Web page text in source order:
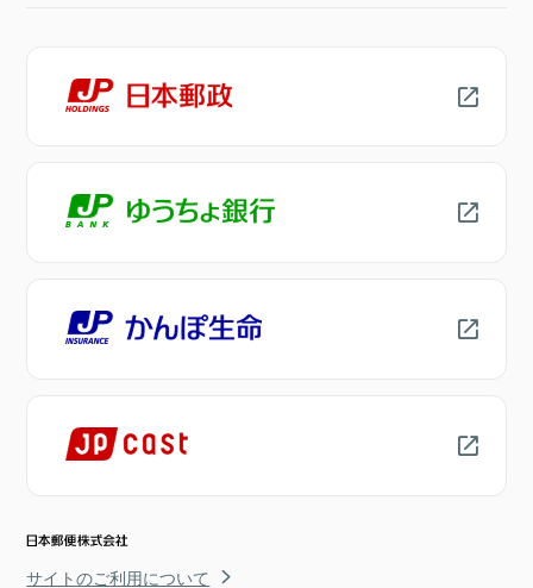
サイトのご利用について